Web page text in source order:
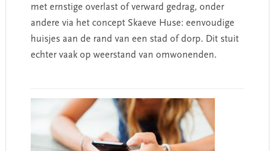
met ernstige overlast of verward gedrag, onder
andere via het concept Skaeve Huse: eenvoudige
huisjes aan de rand van een stad of dorp. Dit stuit
echter vaak op weerstand van omwonenden.